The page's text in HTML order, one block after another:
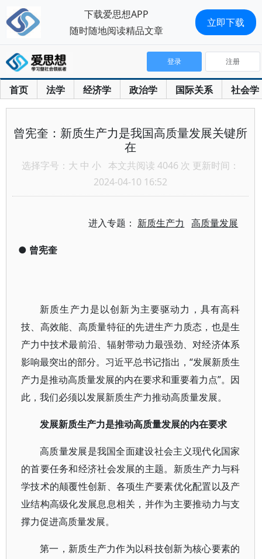
首页 法学 经济学 政治学 国际关系 社会学
登录 注册
曾宪奎：新质生产力是我国高质量发展关键所
在
选择字号： 大 中 小 本文共阅读 4046 次 更新时间：
2024-04-10 16:52
进入专题： 新质生产力 高质量发展
● 曾宪奎
新质生产力是以创新为主要驱动力，具有高科
技、高效能、高质量特征的先进生产力质态，也是生
产力中技术最前沿、辐射带动力最强劲、对经济体系
影响最突出的部分。习近平总书记指出，“发展新质生
产力是推动高质量发展的内在要求和重要着力点”。因
此，我们必须以发展新质生产力推动高质量发展。
发展新质生产力是推动高质量发展的内在要求
高质量发展是我国全面建设社会主义现代化国家
的首要任务和经济社会发展的主题。新质生产力与科
学技术的颠覆性创新、各项生产要素优化配置以及产
业结构高级化发展息息相关，并作为主要推动力与支
撑力促进高质量发展。
第一，新质生产力作为以科技创新为核心要素的
下载爱思想APP
随时随地阅读精品文章
立即下载